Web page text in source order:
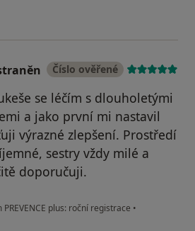
Číslo ověřené
se léčím s dlouholetými
a jako první mi nastavil
výrazné zlepšení. Prostředí
sestry vždy milé a
doporučuji.
PREVENCE plus: roční registrace •
byl odstraněn